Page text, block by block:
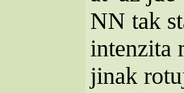
NN tak
intenzita
jinak